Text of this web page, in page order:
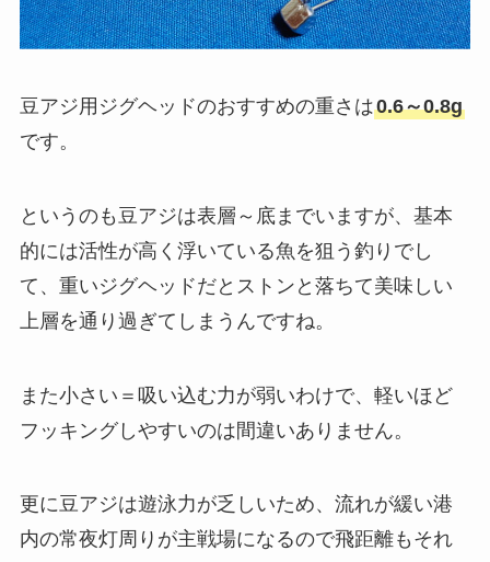
豆アジ用ジグヘッドのおすすめの重さは0.6～0.8g
です。
というのも豆アジは表層～底までいますが、基本
的には活性が高く浮いている魚を狙う釣りでし
て、重いジグヘッドだとストンと落ちて美味しい
上層を通り過ぎてしまうんですね。
また小さい＝吸い込む力が弱いわけで、軽いほど
フッキングしやすいのは間違いありません。
更に豆アジは遊泳力が乏しいため、流れが緩い港
内の常夜灯周りが主戦場になるので飛距離もそれ